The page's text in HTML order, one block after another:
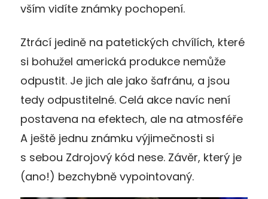
vším vidíte známky pochopení.
Ztrácí jedině na patetických chvílích, které
si bohužel americká produkce nemůže
odpustit. Je jich ale jako šafránu, a jsou
tedy odpustitelné. Celá akce navíc není
postavena na efektech, ale na atmosféře
A ještě jednu známku výjimečnosti si
s sebou Zdrojový kód nese. Závěr, který je
(ano!) bezchybně vypointovaný.